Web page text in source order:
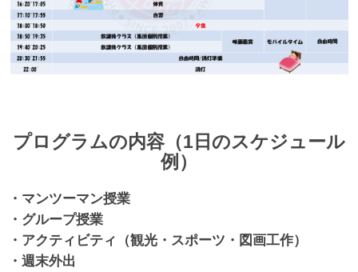
プログラムの内容（1日のスケジュール
例）
・マンツーマン授業
・グループ授業
・アクティビティ（観光・スポーツ・図画工作）
・週末外出